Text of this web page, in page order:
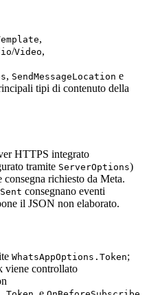
,
/Video,
, SendMessageLocation e
tipi di contenuto della
HTTPS integrato
tramite ServerOptions)
richiesto da Meta.
consegnano eventi
il JSON non elaborato.
WhatsAppOptions.Token;
viene controllato